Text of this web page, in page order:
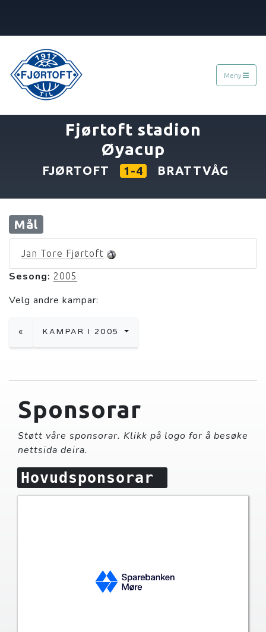
Meny
Fjørtoft stadion
Øyacup
FJØRTOFT 1-4 BRATTVÅG
Mål
Jan Tore Fjørtoft
Sesong: 2005
Velg andre kampar:
« KAMPAR I 2005
Sponsorar
Støtt våre sponsorar. Klikk på logo for å besøke
nettsida deira.
Hovudsponsorar